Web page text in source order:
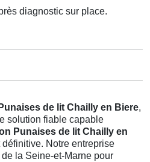
diagnostic sur place.
Punaises de lit Chailly en Biere,
solution fiable capable
Punaises de lit Chailly en
Notre entreprise
la Seine-et-Marne pour